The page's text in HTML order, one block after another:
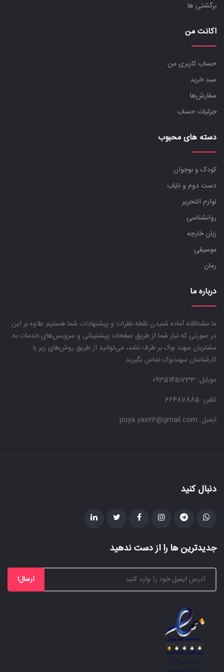
برگشتی ها
اکانت من
حساب کاربری من
سبد خرید
سفارش‌ها
جزئیات حساب
دسته های محبوب
کودک و نوجوان
دست دوم و نایاب
لوازم التحریر
روانشناسی
زبان خارجه
موسیقی
رمان
درباره ما
ما مشتاقانه آماده شنیدن نقطه نظرات و پیشنهادات شما هستیم علاوه بر این
در صورتی که نیاز شما از طریق صفحات پیشتیبانی و سرویس‌های خدمات به
مشتریان سهند بوک بر طرف نشد، می‌توانید از طریق روش‌های زیر با
کارشناسان سهندبوک تماس بگیرید.
موبایل:
تلفن: 66487885
ایمیل: puya.yas26@gmail.com
دنبال کنید
جدیدترین ها را از دست ندهید
ارسال!